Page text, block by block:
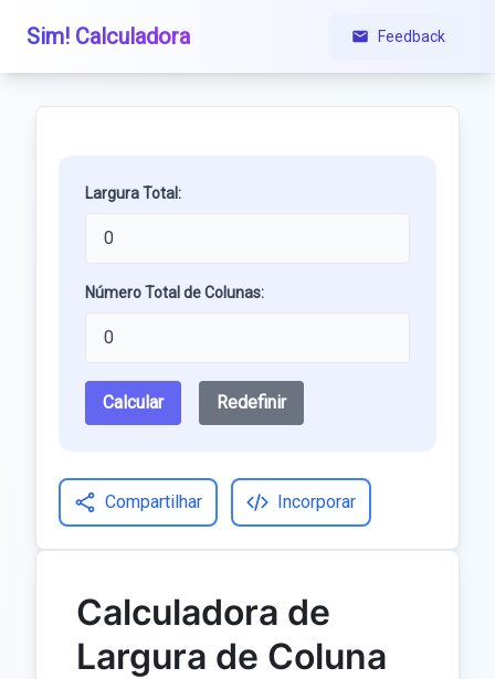
Sim! Calculadora Feedback
Largura Total:
Número Total de Colunas:
Calcular Redefinir
Compartilhar Incorporar
Calculadora de
Largura de Coluna